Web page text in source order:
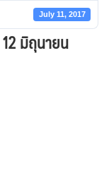
July 11, 2017
มิถุนายน